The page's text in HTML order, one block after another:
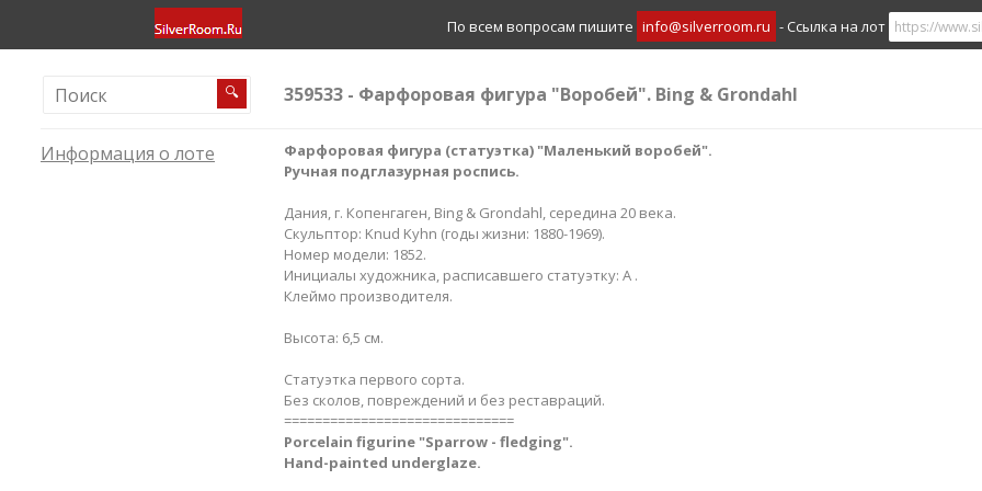
По всем вопросам пишите info@silverroom.ru - Ссылка на лот
🔍 359533 - Фарфоровая фигура "Воробей". Bing & Grondahl
Информация о лоте
Фарфоровая фигура (статуэтка) "Маленький воробей".
Ручная подглазурная роспись.
Дания, г. Копенгаген, Bing & Grondahl, середина 20 века.
Скульптор: Knud Kyhn (годы жизни: 1880-1969).
Номер модели: 1852.
Инициалы художника, расписавшего статуэтку: A .
Клеймо производителя.
Высота: 6,5 см.
Статуэтка первого сорта.
Без сколов, повреждений и без реставраций.
==============================
Porcelain figurine "Sparrow - fledging".
Hand-painted underglaze.